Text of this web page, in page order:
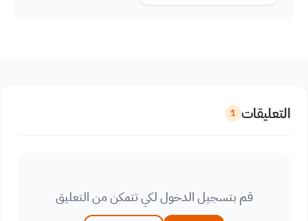
التعليقات 1
قم بتسجيل الدخول لكي تتمكن من التعليق